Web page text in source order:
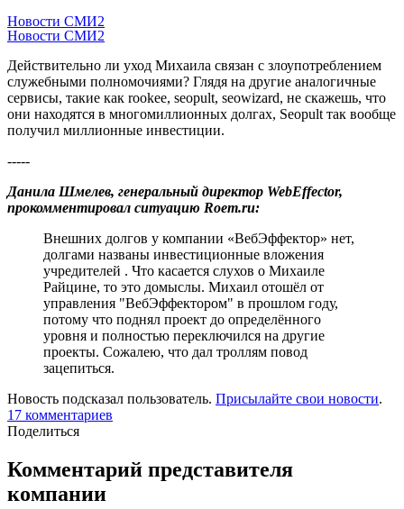
Новости СМИ2
Новости СМИ2
Действительно ли уход Михаила связан с злоупотреблением
служебными полномочиями? Глядя на другие аналогичные
сервисы, такие как rookee, seopult, seowizard, не скажешь, что
они находятся в многомиллионных долгах, Seopult так вообще
получил миллионные инвестиции.
-----
Данила Шмелев, генеральный директор WebEffector,
прокомментировал ситуацию Roem.ru:
Внешних долгов у компании «ВебЭффектор» нет,
долгами названы инвестиционные вложения
учредителей . Что касается слухов о Михаиле
Райцине, то это домыслы. Михаил отошёл от
управления "ВебЭффектором" в прошлом году,
потому что поднял проект до определённого
уровня и полностью переключился на другие
проекты. Сожалею, что дал троллям повод
зацепиться.
Новость подсказал пользователь. Присылайте свои новости.
17 комментариев
Поделиться
Комментарий представителя
компании